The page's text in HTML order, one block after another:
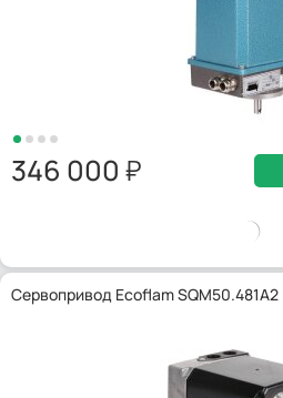
346 000
Сервопривод Ecoflam SQM50.481A2